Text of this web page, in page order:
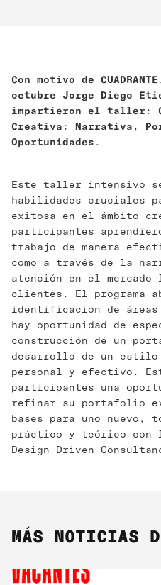
Con motivo de
octubre Jorge Diego
impartieron el taller:
Creativa: Narrativa,
Oportunidades.
Este taller intensivo
habilidades cruciales
exitosa en el ámbito
participantes
trabajo de manera
como a través de la
atención en el
clientes. El programa
identificación de áreas
hay oportunidad de
construcción de un
desarrollo de un estilo
personal y efectivo.
participantes una
refinar su portafolio
bases para uno nuevo,
práctico y teórico con
Design Driven
MÁS NOTICIAS